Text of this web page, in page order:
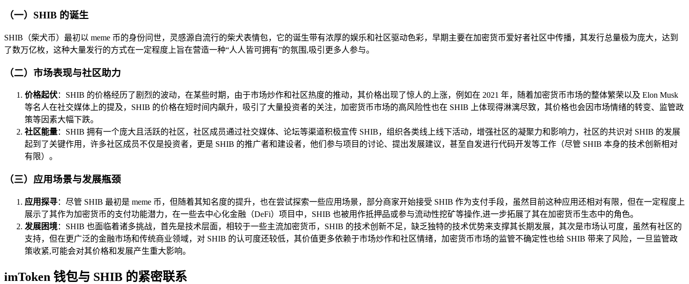
（一）SHIB 的诞生
SHIB（柴犬币）最初以 meme 币的身份问世，灵感源自流行的柴犬表情包，它的诞生带有浓厚的娱乐和社区驱动色彩，早期主要在加密货币爱好者社区中传播，其发行总量极为庞大，达到
了数万亿枚，这种大量发行的方式在一定程度上旨在营造一种“人人皆可拥有”的氛围,吸引更多人参与。
（二）市场表现与社区助力
价格起伏：SHIB 的价格经历了剧烈的波动，在某些时期，由于市场炒作和社区热度的推动，其价格出现了惊人的上涨，例如在 2021 年，随着加密货币市场的整体繁荣以及 Elon Musk
等名人在社交媒体上的提及，SHIB 的价格在短时间内飙升，吸引了大量投资者的关注，加密货币市场的高风险性也在 SHIB 上体现得淋漓尽致，其价格也会因市场情绪的转变、监管政
策等因素大幅下跌。
社区能量：SHIB 拥有一个庞大且活跃的社区，社区成员通过社交媒体、论坛等渠道积极宣传 SHIB，组织各类线上线下活动，增强社区的凝聚力和影响力，社区的共识对 SHIB 的发展
起到了关键作用，许多社区成员不仅是投资者，更是 SHIB 的推广者和建设者，他们参与项目的讨论、提出发展建议，甚至自发进行代码开发等工作（尽管 SHIB 本身的技术创新相对
有限）。
（三）应用场景与发展瓶颈
应用探寻：尽管 SHIB 最初是 meme 币，但随着其知名度的提升，也在尝试探索一些应用场景，部分商家开始接受 SHIB 作为支付手段，虽然目前这种应用还相对有限，但在一定程度上
展示了其作为加密货币的支付功能潜力，在一些去中心化金融（DeFi）项目中，SHIB 也被用作抵押品或参与流动性挖矿等操作,进一步拓展了其在加密货币生态中的角色。
发展困境：SHIB 也面临着诸多挑战，首先是技术层面，相较于一些主流加密货币，SHIB 的技术创新不足，缺乏独特的技术优势来支撑其长期发展，其次是市场认可度，虽然有社区的
支持，但在更广泛的金融市场和传统商业领域，对 SHIB 的认可度还较低，其价值更多依赖于市场炒作和社区情绪，加密货币市场的监管不确定性也给 SHIB 带来了风险，一旦监管政
策收紧,可能会对其价格和发展产生重大影响。
imToken 钱包与 SHIB 的紧密联系